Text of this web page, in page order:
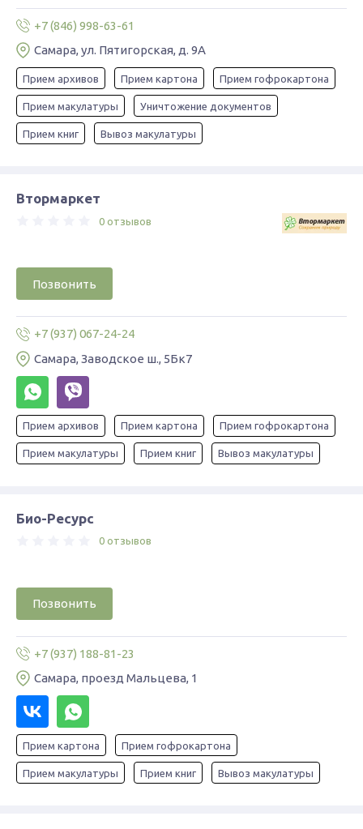
+7 (846) 998-63-61
Самара, ул. Пятигорская, д. 9А
Прием архивов Прием картона Прием гофрокартона
Прием макулатуры Уничтожение документов
Прием книг Вывоз макулатуры
Втормаркет
0 отзывов
Позвонить
+7 (937) 067-24-24
Самара, Заводское ш., 5Бк7
Прием архивов Прием картона Прием гофрокартона
Прием макулатуры Прием книг Вывоз макулатуры
Био-Ресурс
0 отзывов
Позвонить
+7 (937) 188-81-23
Самара, проезд Мальцева, 1
Прием картона Прием гофрокартона
Прием макулатуры Прием книг Вывоз макулатуры